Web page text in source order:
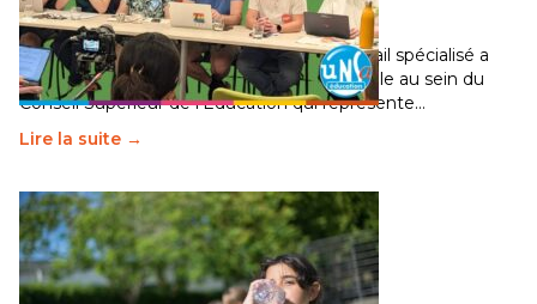
30 juin 2026-National
Pendant plusieurs mois, un groupe de travail spécialisé a
travaillé sur la transition écologique de l’Ecole au sein du
Conseil Supérieur de l’Éducation qui représente…
Lire la suite →